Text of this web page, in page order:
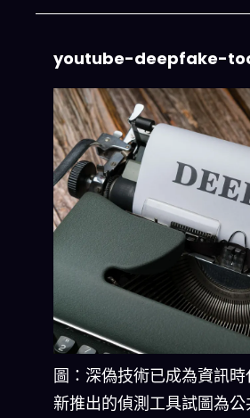
youtube-deepfake-
圖：深偽技術已成為資訊
新推出的偵測工具試圖為